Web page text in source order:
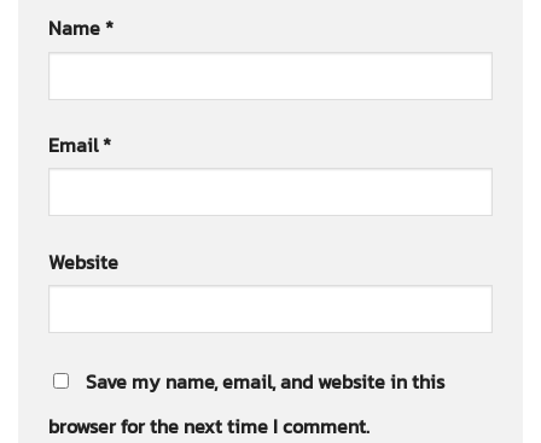
Name*
Email*
Website
Save my name, email, and website in this
browser for the next time I comment.